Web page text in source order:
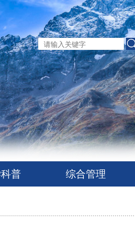
普 综合管理